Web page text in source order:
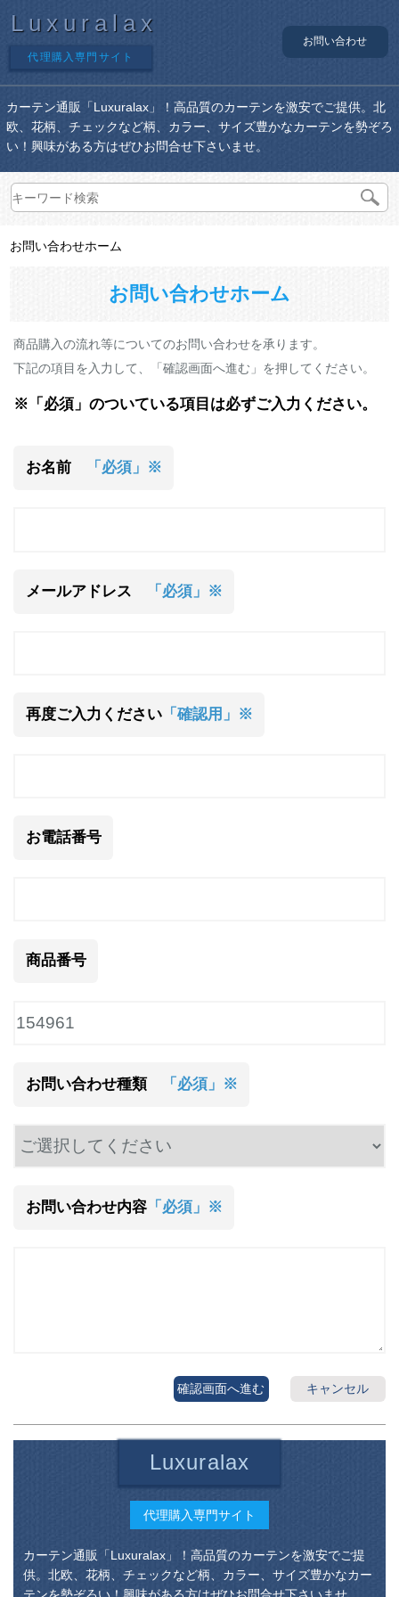
Luxuralax
代理購入専門サイト
お問い合わせ
カーテン通販「Luxuralax」！高品質のカーテンを激安でご提供。北
欧、花柄、チェックなど柄、カラー、サイズ豊かなカーテンを勢ぞろ
い！興味がある方はぜひお問合せ下さいませ。
お問い合わせホーム
お問い合わせホーム
商品購入の流れ等についてのお問い合わせを承ります。
下記の項目を入力して、「確認画面へ進む」を押してください。
※「必須」のついている項目は必ずご入力ください。
お名前 「必須」※
メールアドレス 「必須」※
再度ご入力ください「確認用」※
お電話番号
商品番号
お問い合わせ種類 「必須」※
お問い合わせ内容「必須」※
キャンセル
確認画面へ進む
Luxuralax
代理購入専門サイト
カーテン通販「Luxuralax」！高品質のカーテンを激安でご提
供。北欧、花柄、チェックなど柄、カラー、サイズ豊かなカー
テンを勢ぞろい！興味がある方はぜひお問合せ下さいませ。